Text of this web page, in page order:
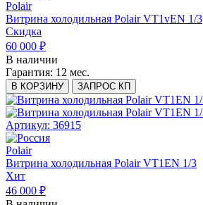
Polair
Витрина холодильная Polair VT1vEN 1/3
Скидка
60 000 ₽
В наличии
Гарантия: 12 мес.
В КОРЗИНУ ЗАПРОС КП
Артикул: 36915
Polair
Витрина холодильная Polair VT1EN 1/3
Хит
46 000 ₽